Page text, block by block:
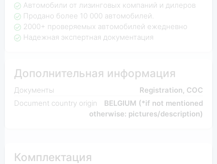
Автомобили от лизинговых компаний и дилеров
Продано более 10 000 автомобилей.
2000+ проверяемых автомобилей ежедневно
Надежная экспертная документация
Дополнительная информация
Документы
Registration, COC
Document country origin
BELGIUM (*if not mentioned
otherwise: pictures/description)
Комплектация